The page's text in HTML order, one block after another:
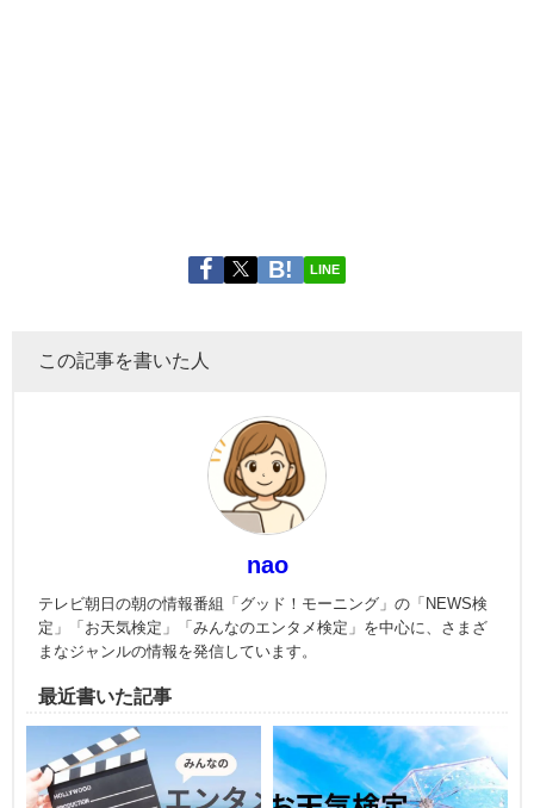
LINE
この記事を書いた人
nao
テレビ朝日の朝の情報番組「グッド！モーニング」の「NEWS検
定」「お天気検定」「みんなのエンタメ検定」を中心に、さまざ
まなジャンルの情報を発信しています。
最近書いた記事